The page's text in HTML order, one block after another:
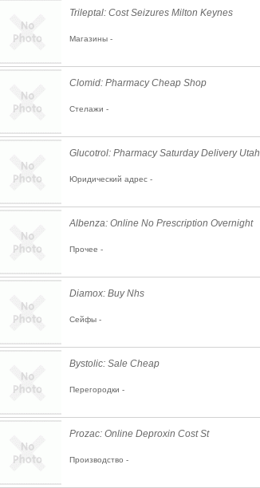
Trileptal: Cost Seizures Milton Keynes
Магазины -
Clomid: Pharmacy Cheap Shop
Стелажи -
Glucotrol: Pharmacy Saturday Delivery Utah
Юридический адрес -
Albenza: Online No Prescription Overnight
Прочее -
Diamox: Buy Nhs
Сейфы -
Bystolic: Sale Cheap
Перегородки -
Prozac: Online Deproxin Cost St
Производство -